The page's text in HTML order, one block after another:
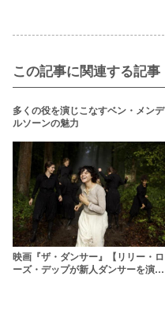
この記事に関連する記事
多くの役を演じこなすベン・メンデ
ルソーンの魅力
映画『ザ・ダンサー』【リリー・ロ
ーズ・デップが新人ダンサーを演じ